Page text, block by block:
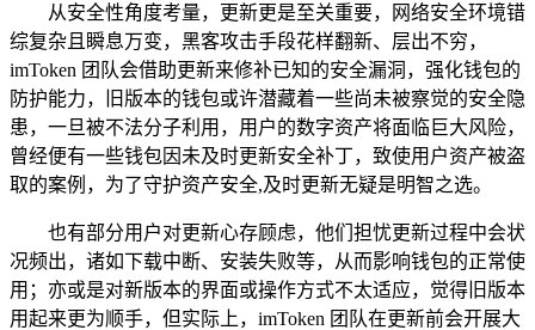
从安全性角度考量，更新更是至关重要，网络安全环境错
综复杂且瞬息万变，黑客攻击手段花样翻新、层出不穷，
imToken 团队会借助更新来修补已知的安全漏洞，强化钱包的
防护能力，旧版本的钱包或许潜藏着一些尚未被察觉的安全隐
患，一旦被不法分子利用，用户的数字资产将面临巨大风险，
曾经便有一些钱包因未及时更新安全补丁，致使用户资产被盗
取的案例，为了守护资产安全,及时更新无疑是明智之选。
也有部分用户对更新心存顾虑，他们担忧更新过程中会状
况频出，诸如下载中断、安装失败等，从而影响钱包的正常使
用；亦或是对新版本的界面或操作方式不太适应，觉得旧版本
用起来更为顺手，但实际上，imToken 团队在更新前会开展大